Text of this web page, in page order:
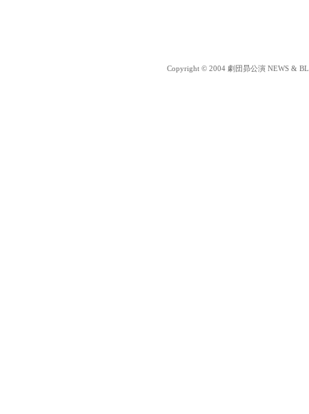
Copyright © 2004 劇団昴公演 NEWS &